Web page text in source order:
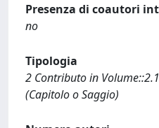
Presenza di coautori
no
Tipologia
2 Contributo in
(Capitolo o Saggio)